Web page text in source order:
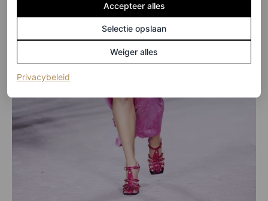
Accepteer alles
Selectie opslaan
Weiger alles
Privacybeleid